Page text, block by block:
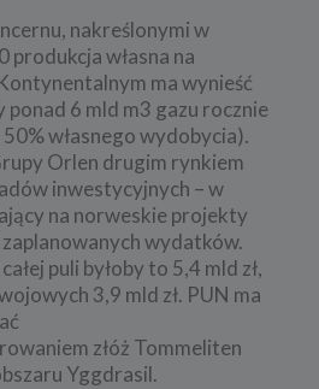
nakreślonymi w
własna na
ma wynieść
ponad 6 mld m3 gazu rocznie
własnego wydobycia).
Orlen drugim rynkiem
inwestycyjnych – w
na norweskie projekty
wydatków.
puli byłoby to 5,4 mld zł,
3,9 mld zł. PUN ma
złóż Tommeliten
Yggdrasil.